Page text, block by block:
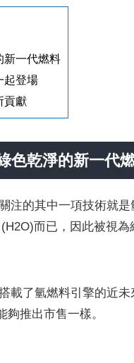
新一代燃料
起登場
貢獻
色乾淨的新一代
注的其中一項技術就
而已，因此被視為
載了氫燃料引擎的近
夠推出市售一樣。